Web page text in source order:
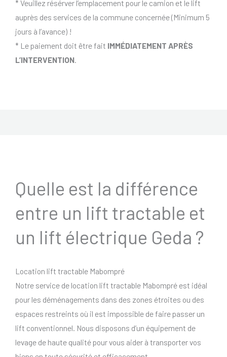
* Veuillez résérver l’emplacement pour le camion et le lift
auprès des services de la commune concernée (Minimum 5
jours à l’avance) !
* Le paiement doit être fait IMMÉDIATEMENT APRÈS
L’INTERVENTION
Quelle est la différence
entre un lift tractable et
un lift électrique Geda ?
Location lift tractable Mabompré
Notre service de location lift tractable Mabompré est idéal
pour les déménagements dans des zones étroites ou des
espaces restreints où il est impossible de faire passer un
lift conventionnel. Nous disposons d’un équipement de
levage de haute qualité pour vous aider à transporter vos